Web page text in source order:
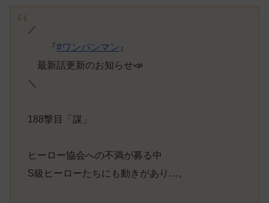
／
『#ワンパンマン 』
最新話更新のお知らせ📣
＼
188撃目「謀」
ヒーロー協会への不満が募る中
S級ヒーローたちにも動きがあり…。